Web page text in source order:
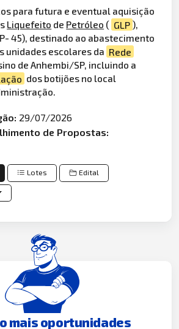
para futura e eventual aquisição
Liquefeito de Petróleo ( GLP ),
45), destinado ao abastecimento
unidades escolares da Rede
de Anhembi/SP, incluindo a
dos botijões no local
29/07/2026
de Propostas:
Lotes Edital
mais oportunidades